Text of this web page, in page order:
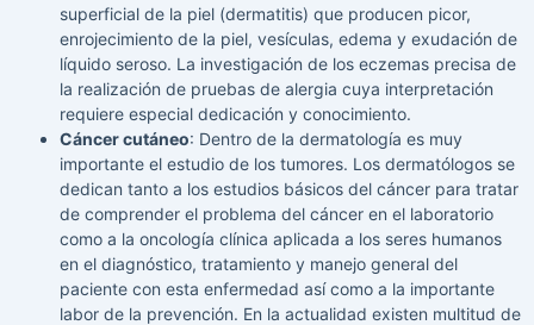
superficial de la piel (dermatitis) que producen picor,
enrojecimiento de la piel, vesículas, edema y exudación de
líquido seroso. La investigación de los eczemas precisa de
la realización de pruebas de alergia cuya interpretación
requiere especial dedicación y conocimiento.
Cáncer cutáneo: Dentro de la dermatología es muy
importante el estudio de los tumores. Los dermatólogos se
dedican tanto a los estudios básicos del cáncer para tratar
de comprender el problema del cáncer en el laboratorio
como a la oncología clínica aplicada a los seres humanos
en el diagnóstico, tratamiento y manejo general del
paciente con esta enfermedad así como a la importante
labor de la prevención. En la actualidad existen multitud de